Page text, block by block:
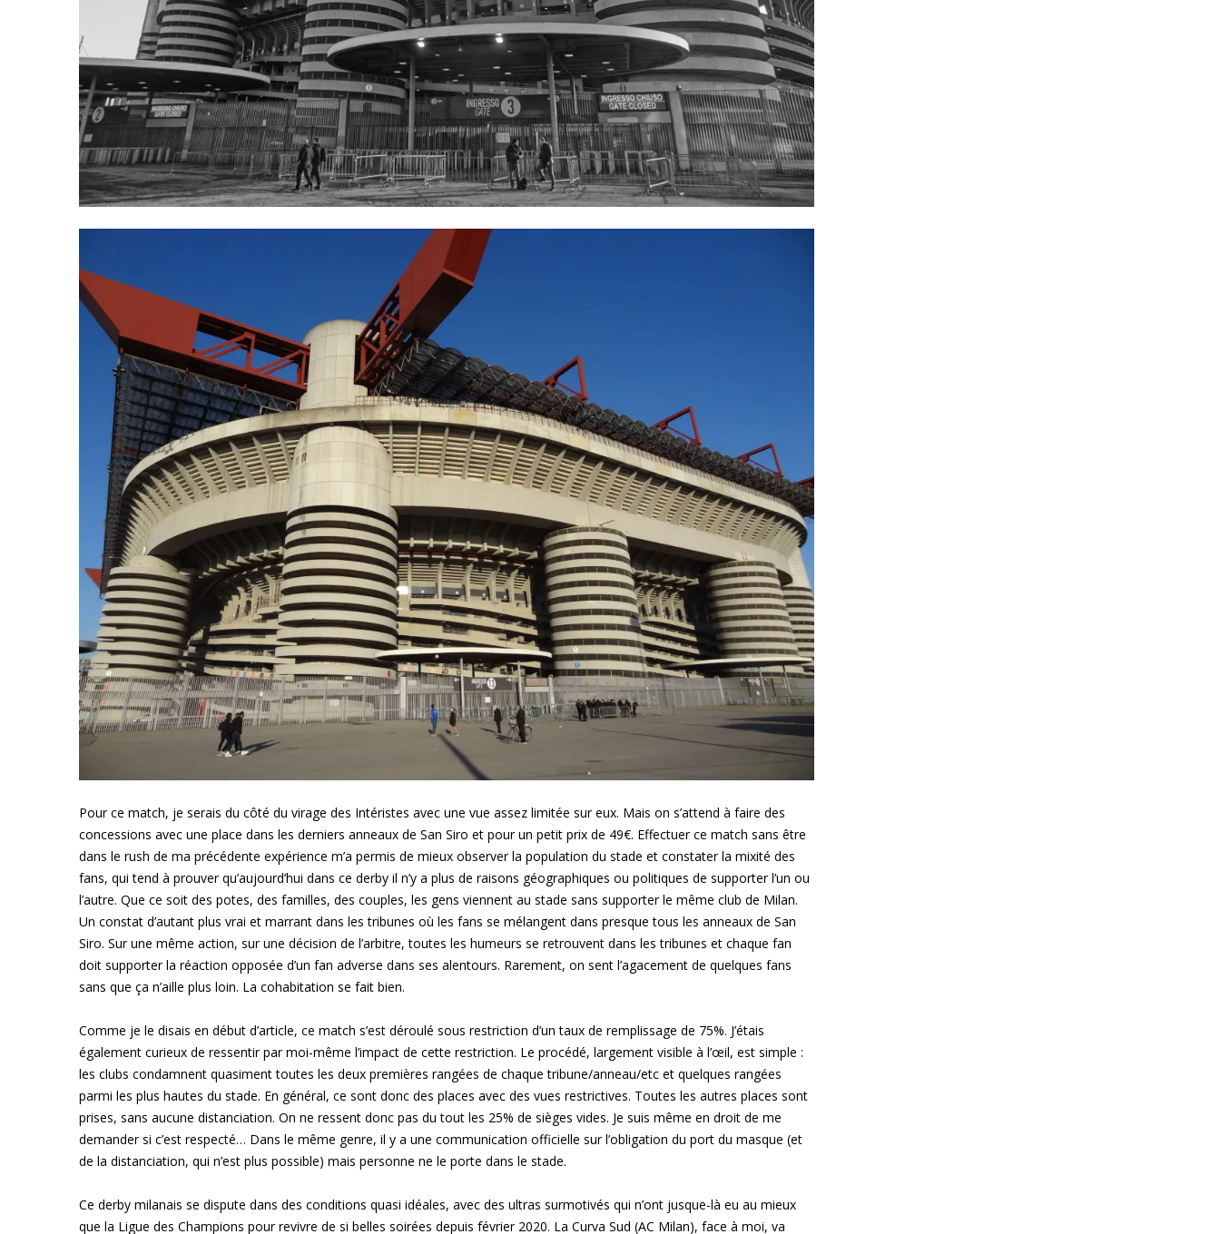
Pour ce match, je serais du côté du virage des Intéristes avec une vue assez limitée sur eux. Mais on s’attend à faire des
concessions avec une place dans les derniers anneaux de San Siro et pour un petit prix de 49€. Effectuer ce match sans être
dans le rush de ma précédente expérience m’a permis de mieux observer la population du stade et constater la mixité des
fans, qui tend à prouver qu’aujourd’hui dans ce derby il n’y a plus de raisons géographiques ou politiques de supporter l’un ou
l’autre. Que ce soit des potes, des familles, des couples, les gens viennent au stade sans supporter le même club de Milan.
Un constat d’autant plus vrai et marrant dans les tribunes où les fans se mélangent dans presque tous les anneaux de San
Siro. Sur une même action, sur une décision de l’arbitre, toutes les humeurs se retrouvent dans les tribunes et chaque fan
doit supporter la réaction opposée d’un fan adverse dans ses alentours. Rarement, on sent l’agacement de quelques fans
sans que ça n’aille plus loin. La cohabitation se fait bien.
Comme je le disais en début d’article, ce match s’est déroulé sous restriction d’un taux de remplissage de 75%. J’étais
également curieux de ressentir par moi-même l’impact de cette restriction. Le procédé, largement visible à l’œil, est simple :
les clubs condamnent quasiment toutes les deux premières rangées de chaque tribune/anneau/etc et quelques rangées
parmi les plus hautes du stade. En général, ce sont donc des places avec des vues restrictives. Toutes les autres places sont
prises, sans aucune distanciation. On ne ressent donc pas du tout les 25% de sièges vides. Je suis même en droit de me
demander si c’est respecté… Dans le même genre, il y a une communication officielle sur l’obligation du port du masque (et
de la distanciation, qui n’est plus possible) mais personne ne le porte dans le stade.
Ce derby milanais se dispute dans des conditions quasi idéales, avec des ultras surmotivés qui n’ont jusque-là eu au mieux
que la Ligue des Champions pour revivre de si belles soirées depuis février 2020. La Curva Sud (AC Milan), face à moi, va